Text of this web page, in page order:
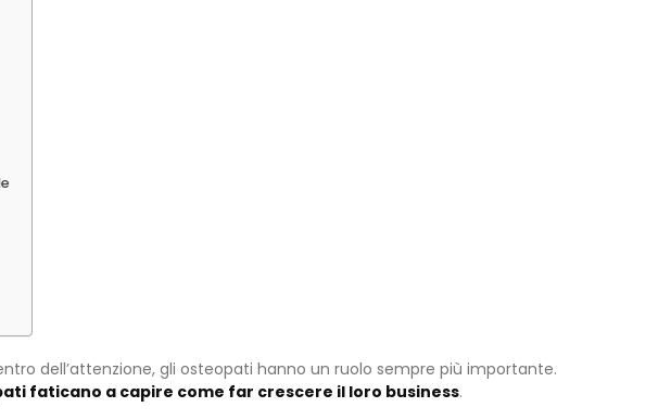
dell’attenzione, gli osteopati hanno un ruolo sempre più importante.
faticano a capire come far crescere il loro business.